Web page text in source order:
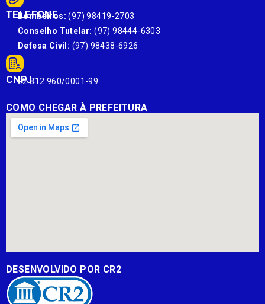
TELEFONE
Bombeiros: (97) 98419-2703
Conselho Tutelar: (97) 98444-6303
Defesa Civil: (97) 98438-6926
CNPJ:
22.812.960/0001-99
COMO CHEGAR À PREFEITURA
DESENVOLVIDO POR CR2